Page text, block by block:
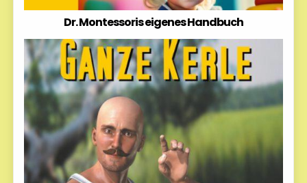
Dr. Montessoris eigenes Handbuch